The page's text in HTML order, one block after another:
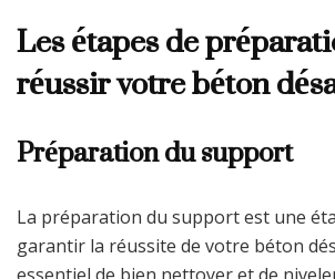
Les étapes de
réussir votre béton
Préparation du support
La préparation du support est une
garantir la réussite de votre béton